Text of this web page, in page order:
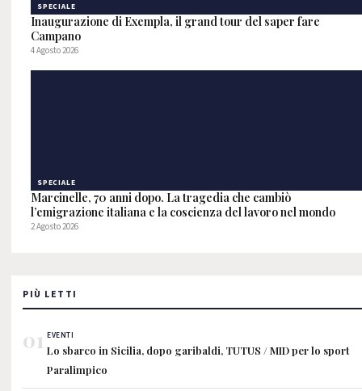
SPECIALE
Inaugurazione di Exempla, il grand tour del saper fare
Campano
4 Agosto 2026
SPECIALE
Marcinelle, 70 anni dopo. La tragedia che cambiò
l’emigrazione italiana e la coscienza del lavoro nel mondo
2 Agosto 2026
PIÙ LETTI
01 EVENTI
Lo sbarco in Sicilia, dopo garibaldi, TUTUS / MID per lo sport
Paralimpico